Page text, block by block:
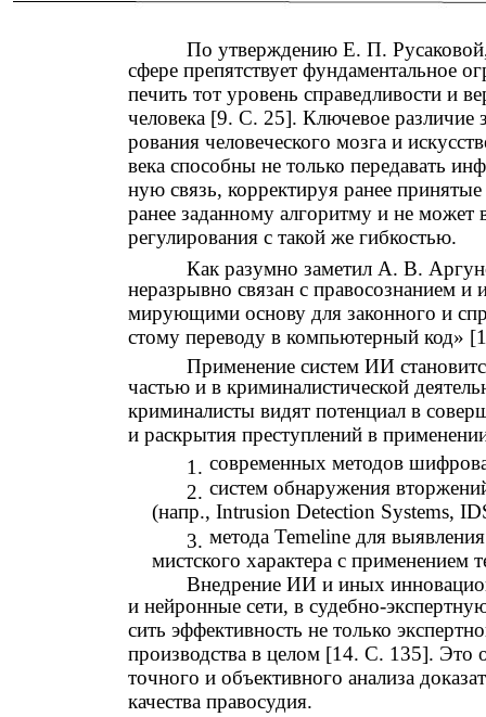
По утверждению Е. П.
сфере препятствует фундаментальное
печить тот уровень справедливости и
человека [9. С. 25]. Ключевое различие
рования человеческого мозга и
века способны не только передавать
ную связь, корректируя ранее
ранее заданному алгоритму и не может
регулирования с такой же гибкостью.
Как разумно заметил А. В.
неразрывно связан с правосознанием
мирующими основу для законного и
стому переводу в компьютерный код»
Применение систем ИИ
частью и в криминалистической
криминалисты видят потенциал в
и раскрытия преступлений в
1. современных методов
2. систем обнаружения
(напр., Intrusion Detection Systems,
3. метода Temeline для
мистского характера с
Внедрение ИИ и иных
и нейронные сети, в судебно-
сить эффективность не только
производства в целом [14. С. 135]. Это
точного и объективного анализа
качества правосудия.